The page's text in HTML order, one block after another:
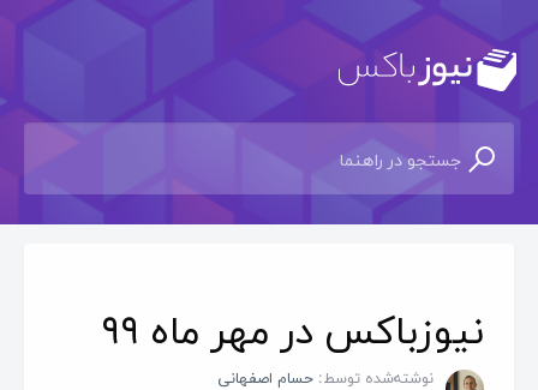
نیوزباکس در مهر ماه ۹۹
نوشته‌شده توسط: حسام اصفهانی